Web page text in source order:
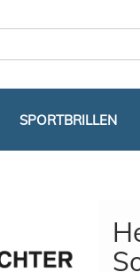
SPORTBRILLEN